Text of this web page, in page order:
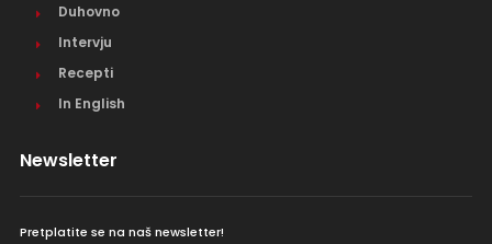
Duhovno
Intervju
Recepti
In English
Newsletter
Pretplatite se na naš newsletter!